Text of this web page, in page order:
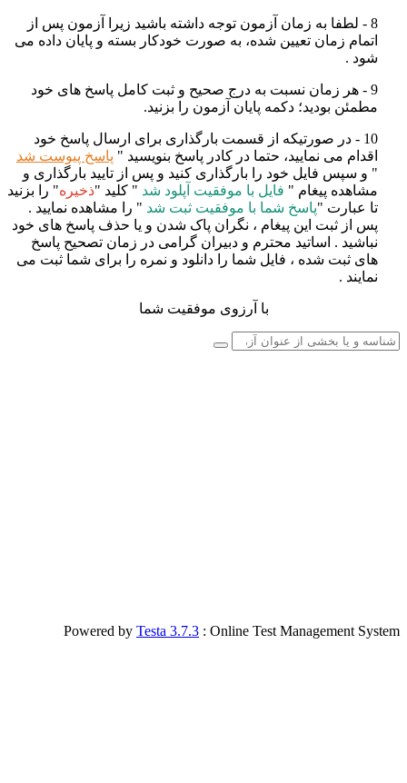
8 - لطفا به زمان آزمون توجه داشته باشید زیرا آزمون پس از
اتمام زمان تعیین شده، به صورت خودکار بسته و پایان داده می
شود .
9 - هر زمان نسبت به درج صحیح و ثبت کامل پاسخ های خود
مطمئن بودید؛ دکمه پایان آزمون را بزنید.
10 - در صورتیکه از قسمت بارگذاری برای ارسال پاسخ خود
اقدام می نمایید، حتما در کادر پاسخ بنویسید " پاسخ پیوست شد
" و سپس فایل خود را بارگذاری کنید و پس از تایید بارگذاری و
مشاهده پیغام " فایل با موفقیت آپلود شد " کلید "ذخیره" را بزنید
تا عبارت "پاسخ شما با موفقیت ثبت شد " را مشاهده نمایید .
پس از ثبت این پیغام ، نگران پاک شدن و یا حذف پاسخ های خود
نباشید . اساتید محترم و دبیران گرامی در زمان تصحیح پاسخ
های ثبت شده ، فایل شما را دانلود و نمره را برای شما ثبت می
نمایند .
با آرزوی موفقیت شما
Powered by Testa 3.7.3 : Online Test Management System